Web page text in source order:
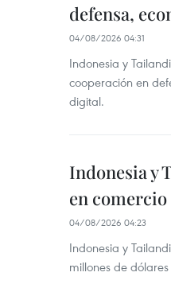
defensa,
04/08/2026 04:31
Indonesia y
cooperación en
digital.
Indonesia y
en
04/08/2026 04:23
Indonesia y
millones de